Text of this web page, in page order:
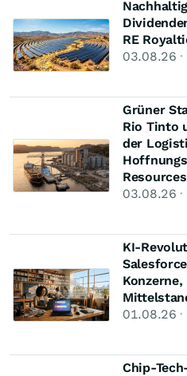
RE
03.08.26
Grüner
Rio Tinto
der
Resources
03.08.26
KI-
01.08.26
Chip-